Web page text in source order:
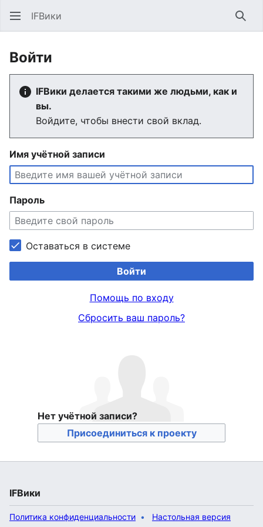
IFВики
Войти
IFВики делается такими же людьми, как и
вы.
Войдите, чтобы внести свой вклад.
Имя учётной записи
Пароль
Оставаться в системе
Войти
Помощь по входу
Сбросить ваш пароль?
Нет учётной записи?
Присоединиться к проекту
IFВики
Политика конфиденциальности Настольная версия